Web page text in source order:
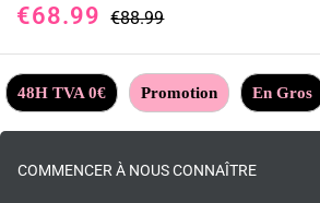
PROMO 58€ En 100% Cheveux
Humains
€68.99 €88.99
48H TVA 0€ Promotion En Gros
COMMENCER À NOUS CONNAÎTRE